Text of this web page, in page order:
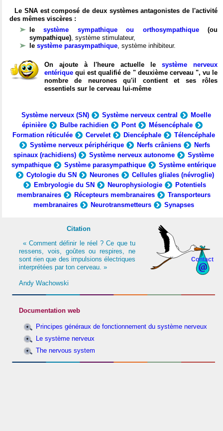
Le SNA est composé de deux systèmes antagonistes de l'activité
des mêmes viscères :
lesystème sympathique ou orthosympathique(ou
sympathique), système stimulateur,
le système parasympathique, système inhibiteur.
On ajoute à l'heure actuelle le système nerveux
entérique qui est qualifié de " deuxième cerveau ", vu le
nombre de neurones qu'il contient et ses rôles
essentiels sur le cerveau lui-même
Système nerveux (SN) Système nerveux central
Moelle
épinière
Bulbe rachidien Pont
Mésencéphale
Formation réticulée
Cervelet Diencéphale
Télencéphale
Système nerveux périphérique
Nerfs crâniens
Nerfs
spinaux (rachidiens)
Système nerveux autonome
Système
sympathique
Système parasympathique
Système entérique
Cytologie du SN
Neurones
Cellules gliales (névroglie)
Embryologie du SN
Neurophysiologie
Potentiels
membranaires
Récepteurs membranaires
Transporteurs
membranaires
Neurotransmetteurs Synapses
Contact
Citation
« Comment définir le réel ? Ce que tu
ressens, vois, goûtes ou respires, ne
sont rien que des impulsions électriques
interprétées par ton cerveau. »
Andy Wachowski
Documentation web
Principes généraux de fonctionnement du système nerveux
Le système nerveux
The nervous system